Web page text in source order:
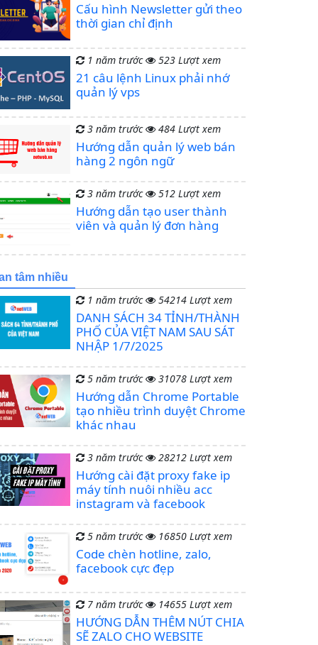
Cấu hình Newsletter gửi theo
thời gian chỉ định
1 năm trước 523 Lượt xem
21 câu lệnh Linux phải nhớ
quản lý vps
3 năm trước 484 Lượt xem
Hướng dẫn quản lý web bán
hàng 2 ngôn ngữ
3 năm trước 512 Lượt xem
Hướng dẫn tạo user thành
viên và quản lý đơn hàng
tâm nhiều
1 năm trước 54214 Lượt xem
DANH SÁCH 34 TỈNH/THÀNH
PHỐ CỦA VIỆT NAM SAU SÁT
NHẬP 1/7/2025
5 năm trước 31078 Lượt xem
Hướng dẫn Chrome Portable
tạo nhiều trình duyệt Chrome
khác nhau
3 năm trước 28212 Lượt xem
Hướng cài đặt proxy fake ip
máy tính nuôi nhiều acc
instagram và facebook
5 năm trước 16850 Lượt xem
Code chèn hotline, zalo,
facebook cực đẹp
7 năm trước 14655 Lượt xem
HƯỚNG DẪN THÊM NÚT CHIA
SẼ ZALO CHO WEBSITE